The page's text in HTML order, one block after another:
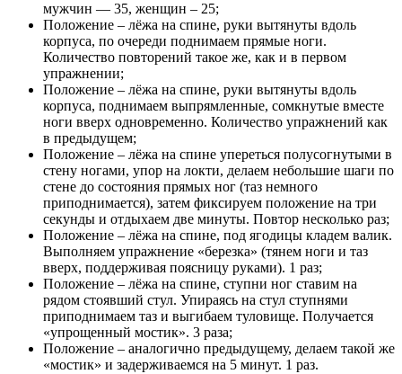
мужчин — 35, женщин – 25;
Положение – лёжа на спине, руки вытянуты вдоль
корпуса, по очереди поднимаем прямые ноги.
Количество повторений такое же, как и в первом
упражнении;
Положение – лёжа на спине, руки вытянуты вдоль
корпуса, поднимаем выпрямленные, сомкнутые вместе
ноги вверх одновременно. Количество упражнений как
в предыдущем;
Положение – лёжа на спине упереться полусогнутыми в
стену ногами, упор на локти, делаем небольшие шаги по
стене до состояния прямых ног (таз немного
приподнимается), затем фиксируем положение на три
секунды и отдыхаем две минуты. Повтор несколько раз;
Положение – лёжа на спине, под ягодицы кладем валик.
Выполняем упражнение «березка» (тянем ноги и таз
вверх, поддерживая поясницу руками). 1 раз;
Положение – лёжа на спине, ступни ног ставим на
рядом стоявший стул. Упираясь на стул ступнями
приподнимаем таз и выгибаем туловище. Получается
«упрощенный мостик». 3 раза;
Положение – аналогично предыдущему, делаем такой же
«мостик» и задерживаемся на 5 минут. 1 раз.